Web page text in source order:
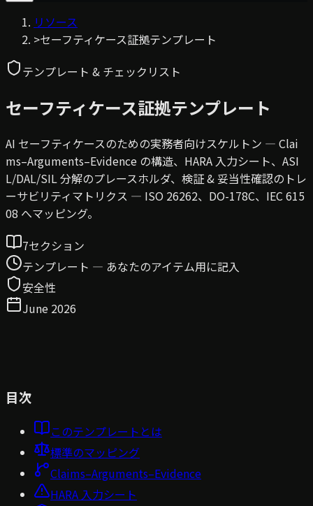
リソース
>セーフティケース証拠テンプレート
テンプレート & チェックリスト
セーフティケース証拠テンプレート
AI セーフティケースのための実務者向けスケルトン — Clai
ms–Arguments–Evidence の構造、HARA 入力シート、ASI
L/DAL/SIL 分解のプレースホルダ、検証 & 妥当性確認のトレ
ーサビリティマトリクス — ISO 26262、DO-178C、IEC 615
08 へマッピング。
7セクション
テンプレート — あなたのアイテム用に記入
安全性
June 2026
目次
このテンプレートとは
標準のマッピング
Claims–Arguments–Evidence
HARA 入力シート